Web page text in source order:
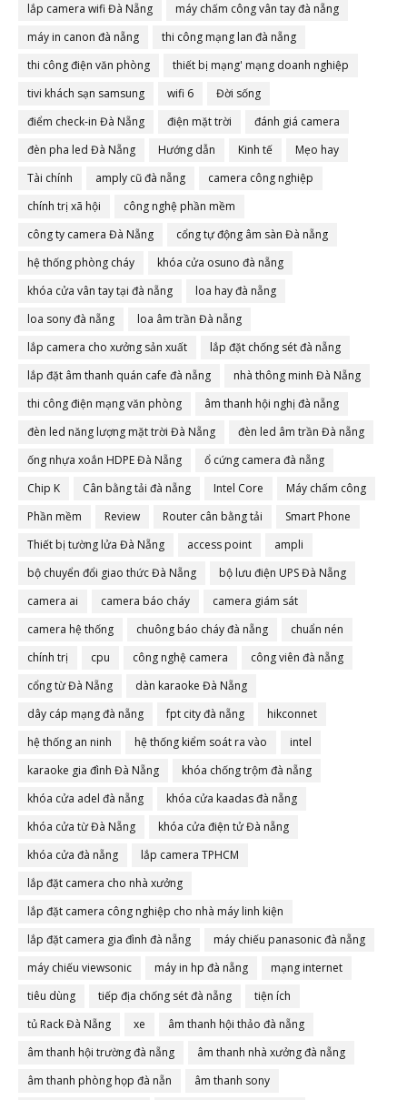
lắp camera wifi Đà Nẵng
máy chấm công vân tay đà nẵng
máy in canon đà nẵng
thi công mạng lan đà nẵng
thi công điện văn phòng
thiết bị mạng' mạng doanh nghiệp
tivi khách sạn samsung
wifi 6
Đời sống
điểm check-in Đà Nẵng
điện mặt trời
đánh giá camera
đèn pha led Đà Nẵng
Hướng dẫn Kinh tế
Mẹo hay
Tài chính
amply cũ đà nẵng
camera công nghiệp
chính trị xã hội
công nghệ phần mềm
công ty camera Đà Nẵng
cổng tự động âm sàn Đà nẵng
hệ thống phòng cháy
khóa cửa osuno đà nẵng
khóa cửa vân tay tại đà nẵng
loa hay đà nẵng
loa sony đà nẵng
loa âm trần Đà nẵng
lắp camera cho xưởng sản xuất
lắp đặt chống sét đà nẵng
lắp đặt âm thanh quán cafe đà nẵng
nhà thông minh Đà Nẵng
thi công điện mạng văn phòng
âm thanh hội nghị đà nẵng
đèn led năng lượng mặt trời Đà Nẵng
đèn led âm trần Đà nẵng
ống nhựa xoắn HDPE Đà Nẵng
ổ cứng camera đà nẵng
Chip K
Cân bằng tải đà nẵng Intel Core
Máy chấm công
Phần mềm
Review Router cân bằng tải
Smart Phone
Thiết bị tường lửa Đà Nẵng
access point
ampli
bộ chuyển đổi giao thức Đà Nẵng
bộ lưu điện UPS Đà Nẵng
camera ai
camera báo cháy
camera giám sát
camera hệ thống
chuông báo cháy đà nẵng
chuẩn nén
chính trị
cpu công nghệ camera
công viên đà nẵng
cổng từ Đà Nẵng
dàn karaoke Đà Nẵng
dây cáp mạng đà nẵng
fpt city đà nẵng
hikconnet
hệ thống an ninh
hệ thống kiểm soát ra vào
intel
karaoke gia đình Đà Nẵng
khóa chống trộm đà nẵng
khóa cửa adel đà nẵng
khóa cửa kaadas đà nẵng
khóa cửa từ Đà Nẵng
khóa cửa điện tử Đà nẵng
khóa cửa đà nẵng
lắp camera TPHCM
lắp đặt camera cho nhà xưởng
lắp đặt camera công nghiệp cho nhà máy linh kiện
lắp đặt camera gia đình đà nẵng
máy chiếu panasonic đà nẵng
máy chiếu viewsonic
máy in hp đà nẵng
mạng internet
tiêu dùng
tiếp địa chống sét đà nẵng
tiện ích
tủ Rack Đà Nẵng
xe
âm thanh hội thảo đà nẵng
âm thanh hội trường đà nẵng
âm thanh nhà xưởng đà nẵng
âm thanh phòng họp đà nẵn
âm thanh sony